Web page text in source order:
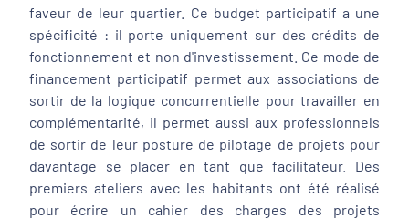
faveur de leur quartier. Ce budget participatif a une
spécificité : il porte uniquement sur des crédits de
fonctionnement et non d'investissement. Ce mode de
financement participatif permet aux associations de
sortir de la logique concurrentielle pour travailler en
complémentarité, il permet aussi aux professionnels
de sortir de leur posture de pilotage de projets pour
davantage se placer en tant que facilitateur. Des
premiers ateliers avec les habitants ont été réalisé
pour écrire un cahier des charges des projets